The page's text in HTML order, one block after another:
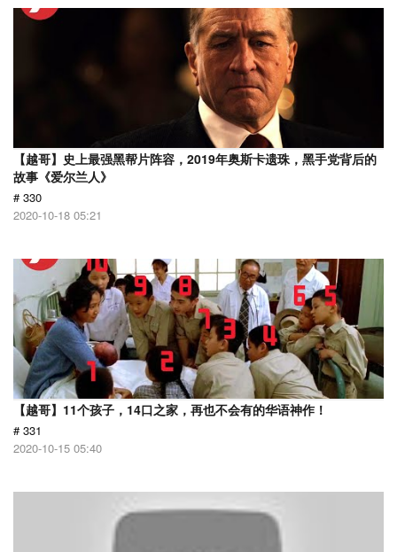
【越哥】史上最强黑帮片阵容，2019年奥斯卡遗珠，黑手党背后的
故事《爱尔兰人》
# 330
2020-10-18 05:21
【越哥】11个孩子，14口之家，再也不会有的华语神作！
# 331
2020-10-15 05:40